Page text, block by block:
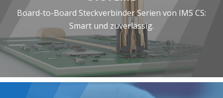
Board-to-Board Steckverbinder Serien von IMS CS:
Smart und zuverlässig.